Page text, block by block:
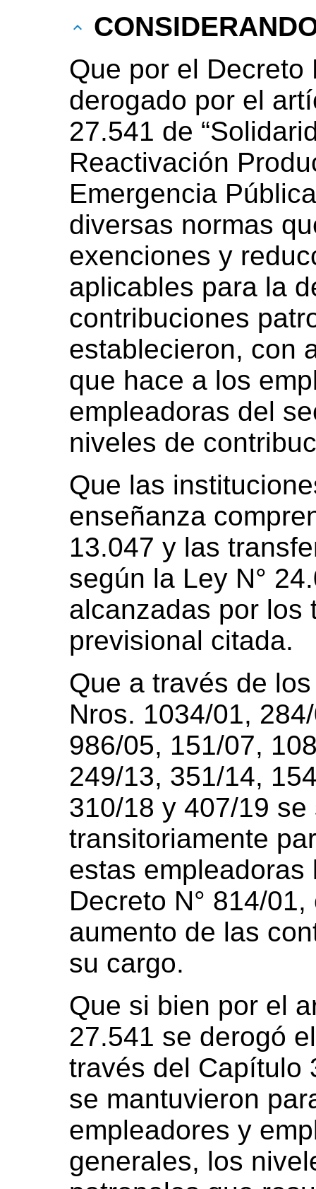
Que por el Decreto
derogado por el
27.541 de
Reactivación
Emergencia
diversas normas
exenciones y
aplicables para la
contribuciones
establecieron, con
que hace a los
empleadoras del
niveles de
Que las
enseñanza
13.047 y las
según la Ley N°
alcanzadas por los
previsional citada.
Que a través de
Nros. 1034/01,
986/05, 151/07,
249/13, 351/14,
310/18 y 407/19
transitoriamente
estas
Decreto N° 814/
aumento de las
su cargo.
Que si bien por el
27.541 se derogó
través del Capítulo
se mantuvieron
empleadores y
generales, los